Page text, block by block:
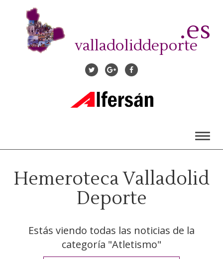
contenido
valladoliddeporte
.es
Hemeroteca Valladolid
Deporte
Estás viendo todas las noticias de la
categoría "Atletismo"